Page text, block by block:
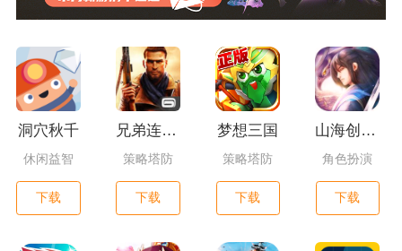
洞穴秋千
休闲益智
下载
兄弟连3：战争之子
策略塔防
下载
梦想三国
策略塔防
下载
山海创世录一剑天逆
角色扮演
下载